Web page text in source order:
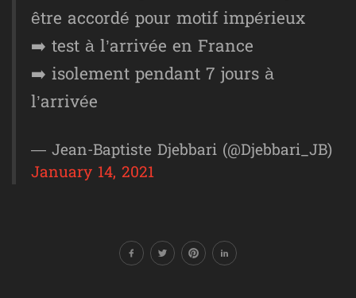
être accordé pour motif impérieux
➡️ test à l’arrivée en France
➡️ isolement pendant 7 jours à
l’arrivée
— Jean-Baptiste Djebbari (@Djebbari_JB)
January 14, 2021